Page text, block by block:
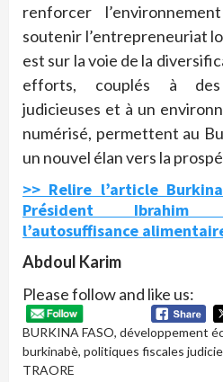
renforcer
soutenir l’entrepreneuriat
est sur la voie de la
efforts, couplés à des
judicieuses et à un
numérisé, permettent au
un nouvel élan vers la
>> Relire l’article
Président Ibrahim
l’autosuffisance
Abdoul Karim
Please follow and like us:
BURKINA FASO, développement
burkinabè, politiques fiscales
TRAORE